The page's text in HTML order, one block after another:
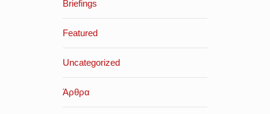
Briefings
Featured
Uncategorized
Άρθρα